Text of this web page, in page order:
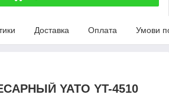
Доставка Оплата Умови
YATO YT-4510